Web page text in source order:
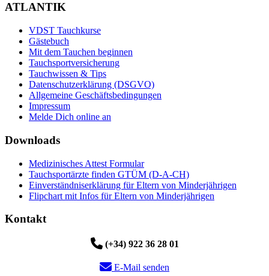
ATLANTIK
VDST Tauchkurse
Gästebuch
Mit dem Tauchen beginnen
Tauchsportversicherung
Tauchwissen & Tips
Datenschutzerklärung (DSGVO)
Allgemeine Geschäftsbedingungen
Impressum
Melde Dich online an
Downloads
Medizinisches Attest Formular
Tauchsportärzte finden GTÜM (D-A-CH)
Einverständniserklärung für Eltern von Minderjährigen
Flipchart mit Infos für Eltern von Minderjährigen
Kontakt
(+34) 922 36 28 01
E-Mail senden